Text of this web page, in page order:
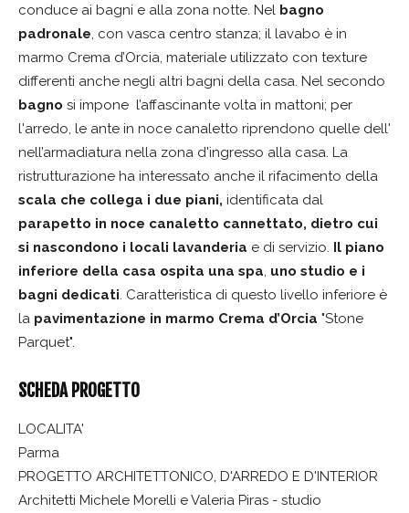
conduce ai bagni e alla zona notte. Nel bagno
padronale, con vasca centro stanza; il lavabo è in
marmo Crema d’Orcia, materiale utilizzato con texture
differenti anche negli altri bagni della casa. Nel secondo
bagno si impone l’affascinante volta in mattoni; per
l'arredo, le ante in noce canaletto riprendono quelle dell'
nell’armadiatura nella zona d'ingresso alla casa. La
ristrutturazione ha interessato anche il rifacimento della
scala che collega i due piani, identificata dal
parapetto in noce canaletto cannettato, dietro cui
si nascondono i locali lavanderia e di servizio. Il piano
inferiore della casa ospita una spa, uno studio e i
bagni dedicati. Caratteristica di questo livello inferiore è
la pavimentazione in marmo Crema d’Orcia "Stone
Parquet".
SCHEDA PROGETTO
LOCALITA'
Parma
PROGETTO ARCHITETTONICO, D'ARREDO E D'INTERIOR
Architetti Michele Morelli e Valeria Piras - studio